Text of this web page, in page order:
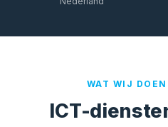
WAT WIJ
ICT-